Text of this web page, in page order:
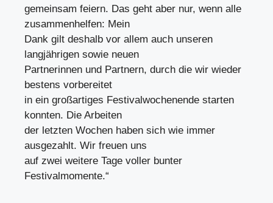
gemeinsam feiern. Das geht aber nur, wenn alle
zusammenhelfen: Mein
Dank gilt deshalb vor allem auch unseren
langjährigen sowie neuen
Partnerinnen und Partnern, durch die wir wieder
bestens vorbereitet
in ein großartiges Festivalwochenende starten
konnten. Die Arbeiten
der letzten Wochen haben sich wie immer
ausgezahlt. Wir freuen uns
auf zwei weitere Tage voller bunter
Festivalmomente.“